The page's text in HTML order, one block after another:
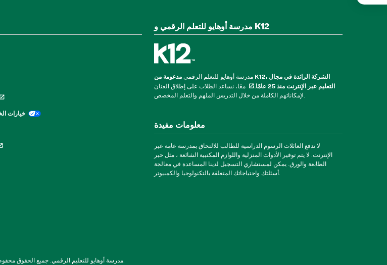
خيارات
مدرسة أوهايو للتعلم الرقمي و K12
مدرسة أوهايو للتعلم الرقميمدعومة من K12، الشركة الرائدة في مجال
التعليم عبر الإنترنت منذ 25 عامًا.
معًا، نساعد الطلاب على إطلاق العنان
لإمكاناتهم الكاملة من خلال التدريس الملهم والتعلم المخصص.
معلومات مفيدة
لا تدفع العائلات الرسوم الدراسية للطالب للالتحاق بمدرسة عامة عبر
الإنترنت. لا يتم توفير الأدوات المنزلية واللوازم المكتبية الشائعة ، مثل حبر
الطابعة والورق. يمكن لمستشاري التسجيل لدينا المساعدة في معالجة
أسئلتك واحتياجاتك المتعلقة بالتكنولوجيا والكمبيوتر.
© 2026 مدرسة أوهايو للتعليم الرقمي. جميع الحقوق محفوظة.